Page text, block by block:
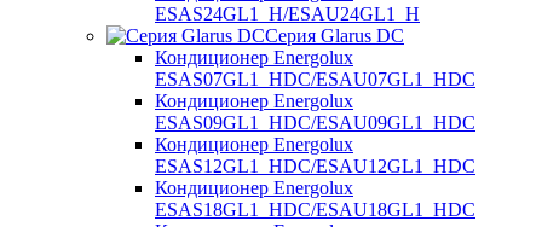
ESAS24GL1_H/ESAU24GL1_H
Серия Glarus DC
Кондиционер Energolux
ESAS07GL1_HDC/ESAU07GL1_HDC
Кондиционер Energolux
ESAS09GL1_HDC/ESAU09GL1_HDC
Кондиционер Energolux
ESAS12GL1_HDC/ESAU12GL1_HDC
Кондиционер Energolux
ESAS18GL1_HDC/ESAU18GL1_HDC